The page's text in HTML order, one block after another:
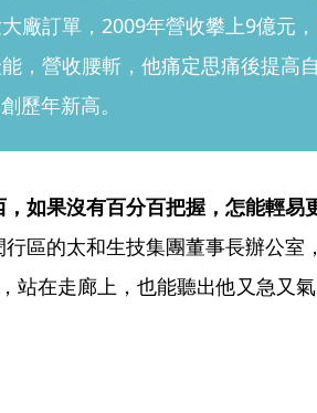
廠訂單，2009年營收攀上9億元
，營收腰斬，他痛定思痛後提高
歷年新高。
，如果沒有百分百把握，怎能輕易
區的太和生技集團董事長辦公室
站在走廊上，也能聽出他又急又氣